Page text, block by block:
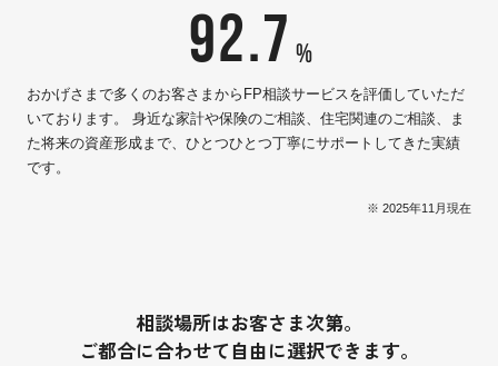
おかげさまで多くのお客さまからFP相談サービスを評価していただ
いております。 身近な家計や保険のご相談、住宅関連のご相談、ま
た将来の資産形成まで、ひとつひとつ丁寧にサポートしてきた実績
です。
※ 2025年11月現在
92.7 %
相談場所はお客さま次第。
ご都合に合わせて自由に選択できます。